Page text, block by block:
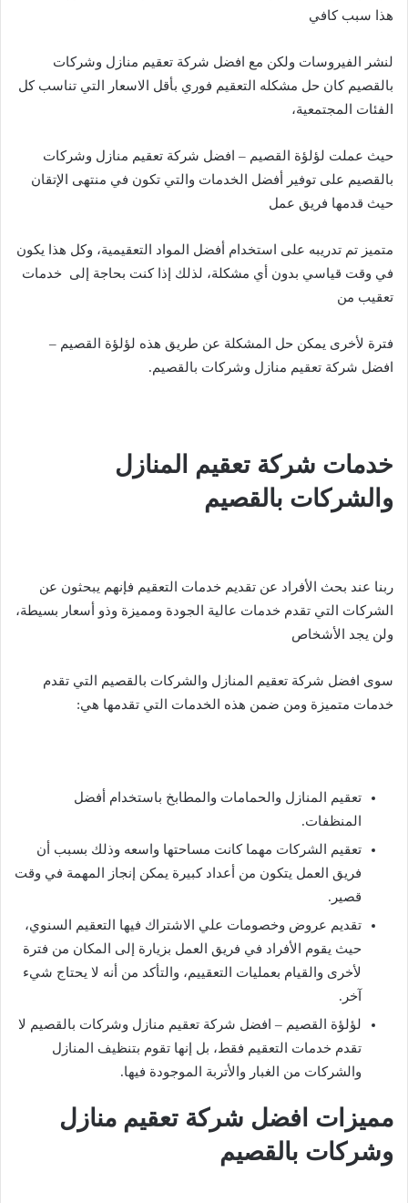
هذا سبب كافي
لنشر الفيروسات ولكن مع افضل شركة تعقيم منازل وشركات
بالقصيم كان حل مشكله التعقيم فوري بأقل الاسعار التي تناسب كل
الفئات المجتمعية،
حيث عملت لؤلؤة القصيم – افضل شركة تعقيم منازل وشركات
بالقصيم على توفير أفضل الخدمات والتي تكون في منتهى الإتقان
حيث قدمها فريق عمل
متميز تم تدريبه على استخدام أفضل المواد التعقيمية، وكل هذا يكون
في وقت قياسي بدون أي مشكلة، لذلك إذا كنت بحاجة إلى خدمات
تعقيب من
فترة لأخرى يمكن حل المشكلة عن طريق هذه لؤلؤة القصيم –
افضل شركة تعقيم منازل وشركات بالقصيم.
خدمات شركة تعقيم المنازل
والشركات بالقصيم
ربنا عند بحث الأفراد عن تقديم خدمات التعقيم فإنهم يبحثون عن
الشركات التي تقدم خدمات عالية الجودة ومميزة وذو أسعار بسيطة،
ولن يجد الأشخاص
سوى افضل شركة تعقيم المنازل والشركات بالقصيم التي تقدم
خدمات متميزة ومن ضمن هذه الخدمات التي تقدمها هي:
تعقيم المنازل والحمامات والمطابخ باستخدام أفضل
المنظفات.
تعقيم الشركات مهما كانت مساحتها واسعه وذلك بسبب أن
فريق العمل يتكون من أعداد كبيرة يمكن إنجاز المهمة في وقت
قصير.
تقديم عروض وخصومات علي الاشتراك فيها التعقيم السنوي،
حيث يقوم الأفراد في فريق العمل بزيارة إلى المكان من فترة
لأخرى والقيام بعمليات التعقييم، والتأكد من أنه لا يحتاج شيء
آخر.
لؤلؤة القصيم – افضل شركة تعقيم منازل وشركات بالقصيم لا
تقدم خدمات التعقيم فقط، بل إنها تقوم بتنظيف المنازل
والشركات من الغبار والأتربة الموجودة فيها.
مميزات افضل شركة تعقيم منازل
وشركات بالقصيم